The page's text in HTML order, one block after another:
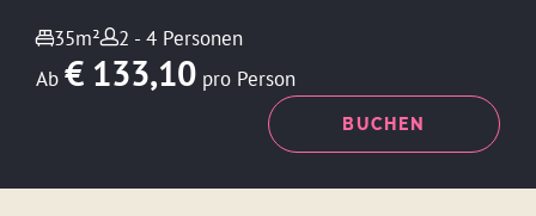
35m²
2 - 4 Personen
Ab € 133,10 pro Person
BUCHEN